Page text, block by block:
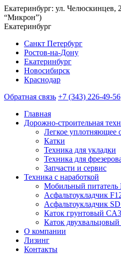
Екатеринбург: ул. Челюскинцев,
“Микрон”)
Екатеринбург
Санкт Петербург
Ростов-на-Дону
Екатеринбург
Новосибирск
Краснодар
Обратная связь +7 (343) 226-49-56
Главная
Дорожно-строительная
Легкое уплотняющее
Катки
Техника для укладки
Техника для
Запчасти и сервис
Техника с наработкой
Мобильный питатель
Асфальтоукладчик
Асфальтоукладчик
Каток грунтовый
Каток
О компании
Лизинг
Контакты